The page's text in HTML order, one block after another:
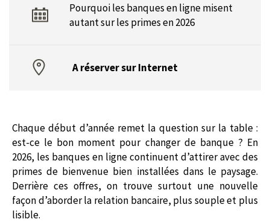
Pourquoi les banques en ligne misent
autant sur les primes en 2026
A réserver sur Internet
Chaque début d’année remet la question sur la table :
est-ce le bon moment pour changer de banque ? En
2026, les banques en ligne continuent d’attirer avec des
primes de bienvenue bien installées dans le paysage.
Derrière ces offres, on trouve surtout une nouvelle
façon d’aborder la relation bancaire, plus souple et plus
lisible.